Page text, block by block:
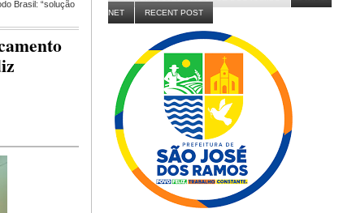
Brasil: “solução
NET
RECENT POST